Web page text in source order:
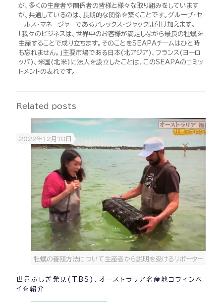
が、多くの生産者や関係者の皆様と様々な取り組みをしています
が、共通しているのは、長期的な関係を築くことです。グループ・セ
ールス・マネージャーであるアレックス・ジャックは付け加えます。
「我々のビジネスは、世界中のお客様が満足しながら最良の牡蠣を
生産することで成り立ちます。そのことをSEAPAチームはひと時
も忘れません。」主要市場である日本(北アジア)、フランス(ヨーロ
ッパ)、米国(北米)に法人を設立したことは、このSEAPAのコミッ
トメントの表れです。
Related posts
牡蠣の養殖方法について生産者から説明を受けるリポーター
2022年12月18日
世界ふしぎ発見(TBS)、オーストラリア名産地コフィンベ
イを紹介